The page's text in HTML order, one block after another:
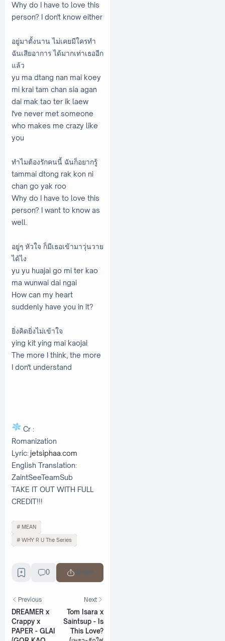
Why do I have to love this
person? I don't know either
อยู่มาตั้งนาน ไม่เคยมีใครทำ
ฉันเสียอาการ ได้มากเท่าเธออีก
แล้ว
yu ma dtang nan mai koey
mi krai tam chan sia agan
dai mak tao ter ik laew
I've never met someone
who makes me crazy like
you
ทำไมต้องรักคนนี้ ฉันก็อยากรู้
tammai dtong rak kon ni
chan go yak roo
Why do I have to love this
person? I want to know as
well.
อยู่ๆ หัวใจ ก็มีเธอเข้ามาวุ่นวาย
ได้ไง
yu yu huajai go mi ter kao
ma wunwai dai ngai
How can my heart
suddenly have you in it?
ยิ่งคิดยิ่งไม่เข้าใจ
ying kit ying mai kaojai
The more I think, the more
I don't understand
Cr :
Romanization
Lyric:jetsiphaa.com
English Translation:
ZaintSeeTeamSub
TAKE IT OUT WITH FULL
CREDIT!!!
MEAN
WHY R U The Series
0 Share
Previous
DREAMER x
Crappy x
PAPER - GLAI
Next
Tom Isara x
Saintsup - Is
This Love?